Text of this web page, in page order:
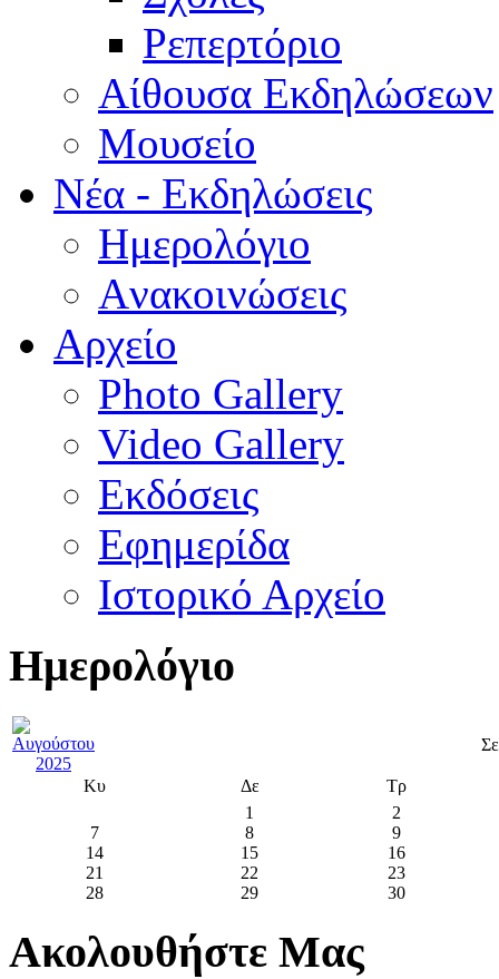
Ρεπερτόριο
Aίθουσα Εκδηλώσεων
Μουσείο
Νέα - Εκδηλώσεις
Ημερολόγιο
Aνακοινώσεις
Αρχείο
Photo Gallery
Video Gallery
Εκδόσεις
Εφημερίδα
Ιστορικό Αρχείο
Ημερολόγιο
Κυ Δε
Τρ
1
2
7
8
9
14
15
16
21
22
23
28
29 30
Ακολουθήστε Μας